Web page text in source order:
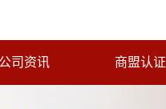
公司资讯 商盟认证